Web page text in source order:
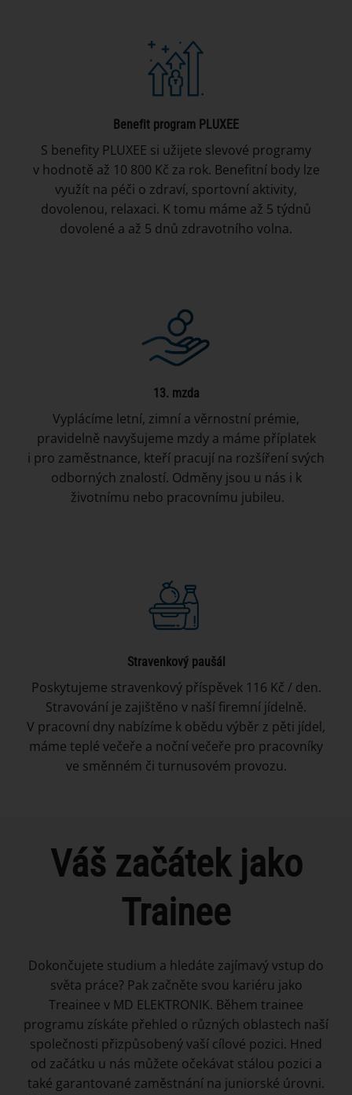
Benefit program PLUXEE
S benefity PLUXEE si užijete slevové programy
v hodnotě až 10 800 Kč za rok. Benefitní body lze
využít na péči o zdraví, sportovní aktivity,
dovolenou, relaxaci. K tomu máme až 5 týdnů
dovolené a až 5 dnů zdravotního volna.
13. mzda
Vyplácíme letní, zimní a věrnostní prémie,
pravidelně navyšujeme mzdy a máme příplatek
i pro zaměstnance, kteří pracují na rozšíření svých
odborných znalostí. Odměny jsou u nás i k
životnímu nebo pracovnímu jubileu.
Stravenkový paušál
Poskytujeme stravenkový příspěvek 116 Kč / den.
Stravování je zajištěno v naší firemní jídelně.
V pracovní dny nabízíme k obědu výběr z pěti jídel,
máme teplé večeře a noční večeře pro pracovníky
ve směnném či turnusovém provozu.
Váš začátek jako
Trainee
Dokončujete studium a hledáte zajímavý vstup do
světa práce? Pak začněte svou kariéru jako
Treainee v MD ELEKTRONIK. Během trainee
programu získáte přehled o různých oblastech naší
společnosti přizpůsobený vaší cílové pozici. Hned
od začátku u nás můžete očekávat stálou pozici a
také garantované zaměstnání na juniorské úrovni.